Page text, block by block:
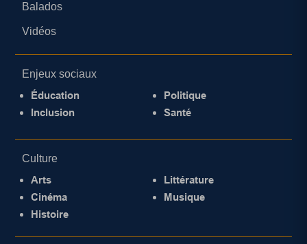
Balados
Vidéos
Enjeux sociaux
Éducation
Inclusion
Politique
Santé
Culture
Arts
Cinéma
Histoire
Littérature
Musique